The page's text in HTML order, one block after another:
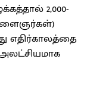
2,000-
எதிர்காலத்தை